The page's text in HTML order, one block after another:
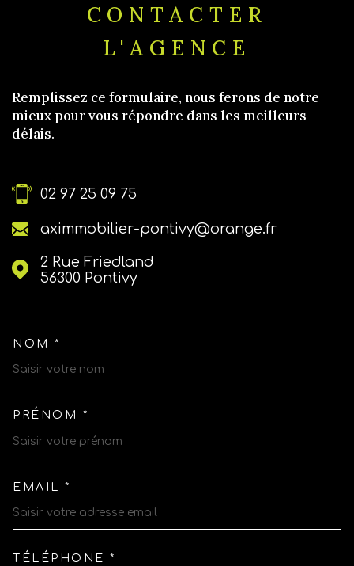
CONTACTER
L'AGENCE
Remplissez ce formulaire, nous ferons de notre
mieux pour vous répondre dans les meilleurs
délais.
02 97 25 09 75
aximmobilier-pontivy@orange.fr
2 Rue Friedland
56300
Pontivy
NOM *
PRÉNOM *
EMAIL *
TÉLÉPHONE *